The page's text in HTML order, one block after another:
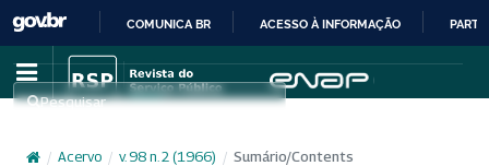
IR
PARA
CONTEÚDO
COMUNICA BR ACESSO À INFORMAÇÃO
Pesquisar
/ Acervo / v. 98 n. 2 (1966) / Sumário/Contents